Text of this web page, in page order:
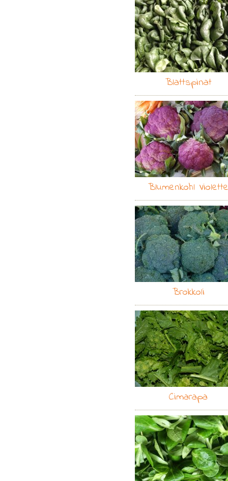
Blattspinat
Blumenkohl Violette
Brokkoli
Cimarapa